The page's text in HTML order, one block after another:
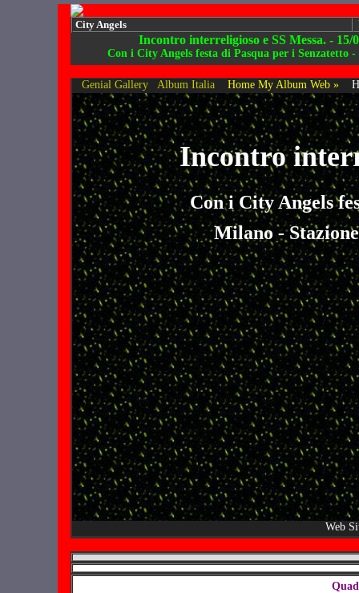
City Angels
Incontro interreligioso e SS Messa. - 15/
Con i City Angels festa di Pasqua per i Senzatetto
Genial Gallery Album Italia Home My Album Web »
Incontro
Con i City Angels
Milano -
Web